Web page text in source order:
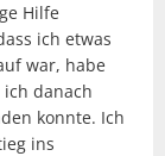
Hilfe
ich etwas
war, habe
danach
konnte. Ich
ins